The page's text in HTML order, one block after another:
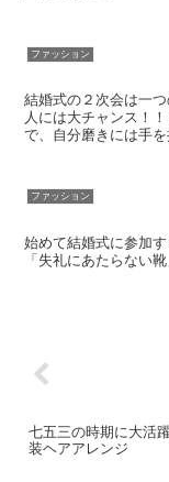
ファッション
結婚式の２次会は一
人には大チャンス！
で、自分磨きには手を
ファッション
始めて結婚式に参加
「失礼にあたらない
七五三の時期に大活
装ヘアアレンジ